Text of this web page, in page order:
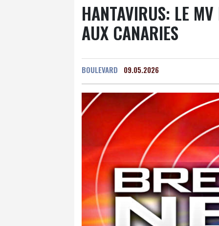
HANTAVIRUS: LE
AUX CANARIES
BOULEVARD 09.05.2026